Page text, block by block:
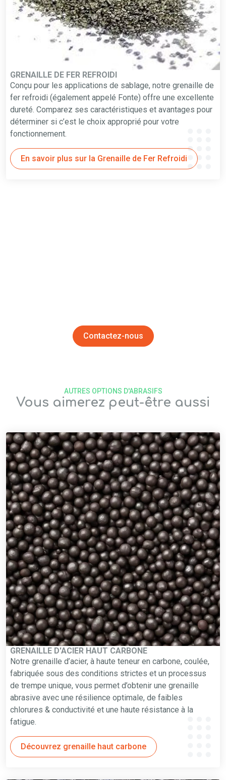
GRENAILLE DE FER REFROIDI
Conçu pour les applications de sablage, notre grenaille de
fer refroidi (également appelé Fonte) offre une excellente
dureté. Comparez ses caractéristiques et avantages pour
déterminer si c’est le choix approprié pour votre
fonctionnement.
En savoir plus sur la Grenaille de Fer Refroidi
Contactez-nous
Vous aimerez peut-être aussi
AUTRES OPTIONS D'ABRASIFS
GRENAILLE D'ACIER HAUT CARBONE
Notre grenaille d’acier, à haute teneur en carbone, coulée,
fabriquée sous des conditions strictes et un processus
de trempe unique, vous permet d’obtenir une grenaille
abrasive avec une résilience optimale, de faibles
chlorures & conductivité et une haute résistance à la
fatigue.
Découvrez grenaille haut carbone